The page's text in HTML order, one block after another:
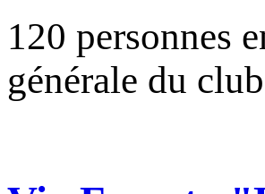
120 personnes
générale du